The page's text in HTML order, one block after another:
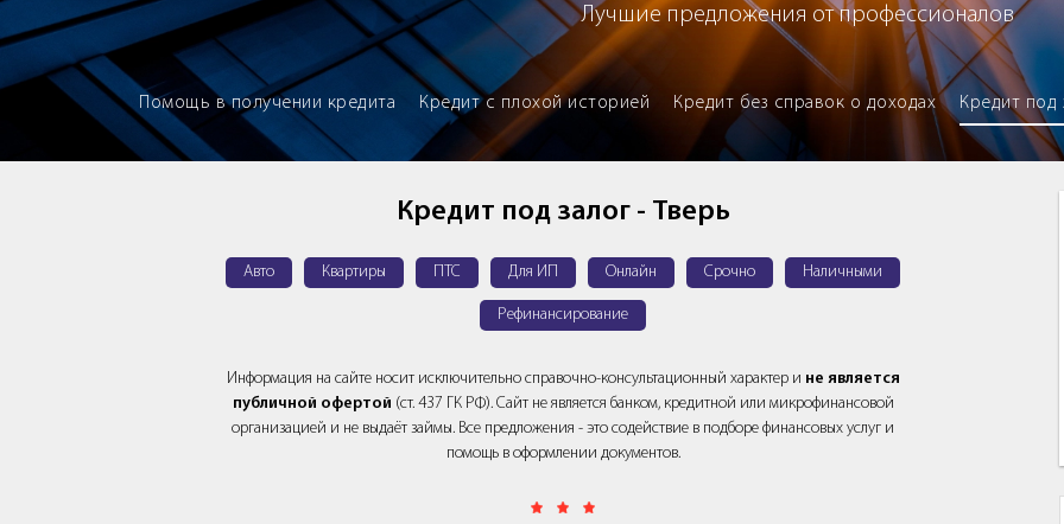
Лучшие предложения от профессионалов
Помощь в получении кредита Кредит с плохой историей Кредит без справок о доходах Кредит под
Кредит под залог - Тверь
Авто Квартиры ПТС Для ИП Онлайн Срочно Наличными
Рефинансирование
Информация на сайте носит исключительно справочно-консультационный характер и не является
публичной офертой (ст. 437 ГК РФ). Сайт не является банком, кредитной или микрофинансовой
организацией и не выдаёт займы. Все предложения - это содействие в подборе финансовых услуг и
помощь в оформлении документов.